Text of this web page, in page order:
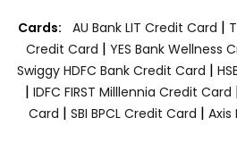
Cards: AU Bank LIT Credit Card |
Credit Card | YES Bank Wellness
Swiggy HDFC Bank Credit Card |
| IDFC FIRST Milllennia Credit Card
Card | SBI BPCL Credit Card | Axis